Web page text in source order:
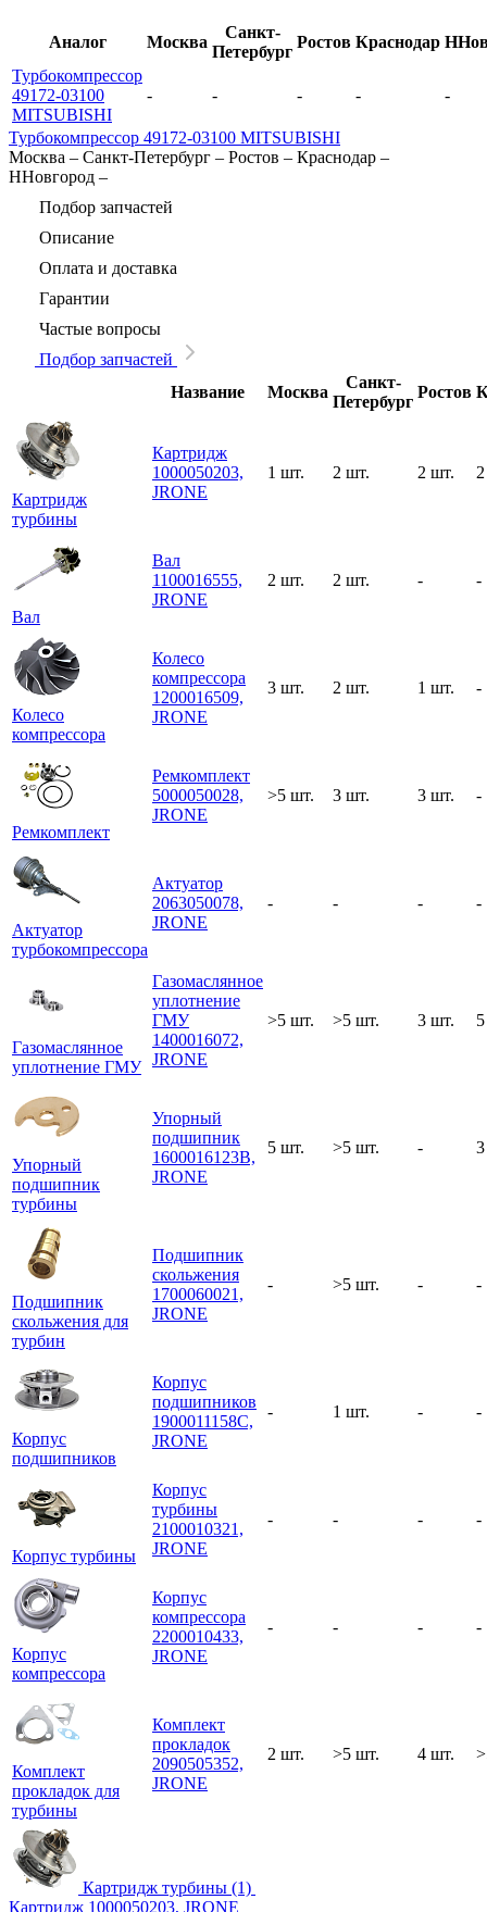
Аналог Москва
Санкт-
Петербург
Ростов Краснодар
Турбокомпрессор
49172-03100
MITSUBISHI
- - - - -
Турбокомпрессор 49172-03100 MITSUBISHI
Москва – Санкт-Петербург – Ростов – Краснодар –
ННовгород –
Подбор запчастей
Описание
Оплата и доставка
Гарантии
Частые вопросы
Подбор запчастей
Название
Москва
Санкт-
Петербург
Ростов
Картридж
турбины
Картридж
1000050203,
JRONE
1 шт. 2 шт. 2 шт.
Вал
Вал
1100016555,
JRONE
2 шт. 2 шт. - -
Колесо
компрессора
Колесо
компрессора
1200016509,
JRONE
3 шт. 2 шт. 1 шт. -
Ремкомплект
Ремкомплект
5000050028,
JRONE
>5 шт. 3 шт. 3 шт. -
Актуатор
турбокомпрессора
Актуатор
2063050078,
JRONE
- - - -
Газомаслянное
уплотнение ГМУ
Газомаслянное
уплотнение
ГМУ
1400016072,
JRONE
>5 шт. >5 шт. 3 шт.
Упорный
подшипник
турбины
Упорный
подшипник
1600016123B,
JRONE
5 шт. >5 шт. -
Подшипник
скольжения для
турбин
Подшипник
скольжения
1700060021,
JRONE
- >5 шт. - -
Корпус
подшипников
Корпус
подшипников
1900011158C,
JRONE
- 1 шт. - -
Корпус турбины
Корпус
турбины
2100010321,
JRONE
- - - -
Корпус
компрессора
Корпус
компрессора
2200010433,
JRONE
- - - -
Комплект
прокладок для
турбины
Комплект
прокладок
2090505352,
JRONE
2 шт. >5 шт. 4 шт.
Картридж турбины (1)
Картридж 1000050203, JRONE